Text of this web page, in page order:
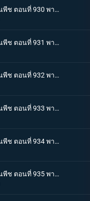
One piece วันพีช ตอนที่ 930 พากย์ไทย หัวหน้าใหญ่! ควีนแห่งหายนะปรากฏตัว!
One piece วันพีช ตอนที่ 931 พากย์ไทย ปีนขึ้นไป ลูฟี่และการหนีตายที่เดิมพันด้วยชีวิต!
One piece วันพีช ตอนที่ 932 พากย์ไทย อยู่หรือตาย ศึกซูโม่อินเฟอร์โนของควีน
One piece วันพีช ตอนที่ 933 พากย์ไทย กิวคิมารุ! ศึกตัดสินของโซโลบนสะพานโออิฮางิ
One piece วันพีช ตอนที่ 934 พากย์ไทย สถานะการณ์พลิกผัน! วิชาสามดาบข้ามเงื้อมมือมัจจุราช!
One piece วันพีช ตอนที่ 935 พากย์ไทย โซโลต้องตะลึง! ตัวตนที่แท้จริงของสาวงามผู้เลอโฉม